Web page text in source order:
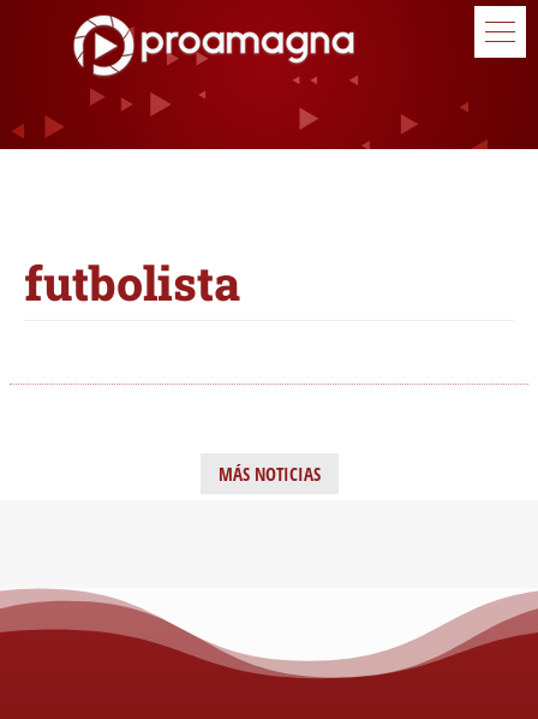
futbolista
MÁS NOTICIAS